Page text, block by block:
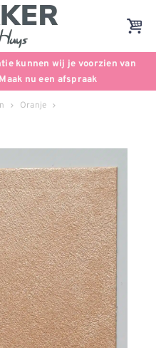
kunnen wij je voorzien van
nu een afspraak
Oranje